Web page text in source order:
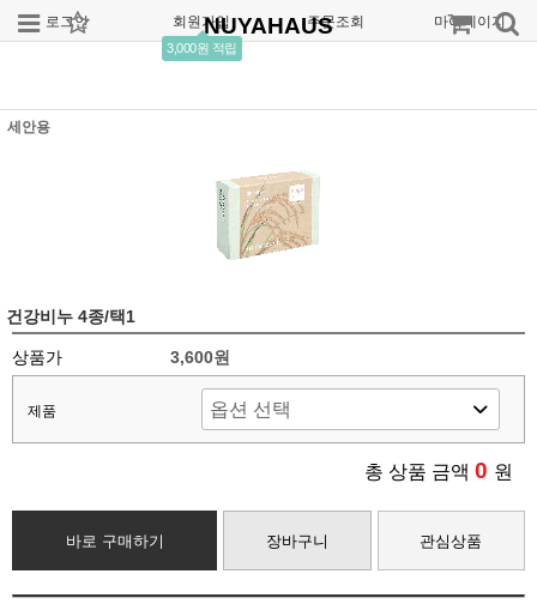
로그인 회원가입
3,000원 적립
주문조회 마이페이지
NUYAHAUS
세안용
건강비누 4종/택1
상품가 3,600원
제품
총 상품 금액 0 원
바로 구매하기 장바구니 관심상품